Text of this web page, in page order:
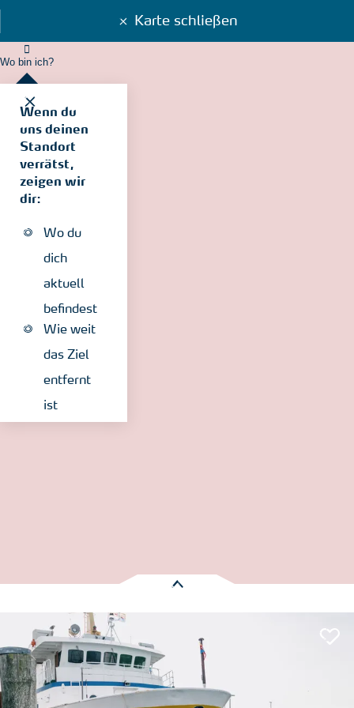
Karte schließen
Wo bin ich?
Wenn du
uns deinen
Standort
verrätst,
zeigen wir
dir:
Wo du
dich
aktuell
befindest
Wie weit
das Ziel
entfernt
ist
Es wurden1 Treffer gefunden:
Adler-Schiffe
Nordstrand Entfernung anzeigen
© Nordseeküste Nordfriesland | Markus Rohrbacher